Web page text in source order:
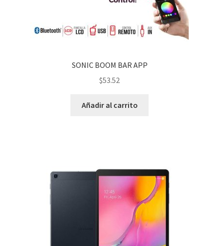
SONIC BOOM BAR APP
$53.52
Añadir al carrito